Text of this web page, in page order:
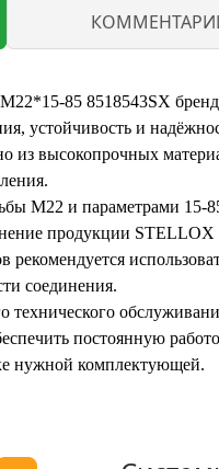
85 8518543SX
устойчивость и
высокопрочных
M22 и параметрами
продукции STELLOX
рекомендуется
соединения.
технического
постоянную
нужной комплектующей.